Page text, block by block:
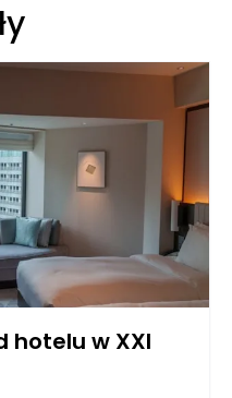
hotelu w XXI